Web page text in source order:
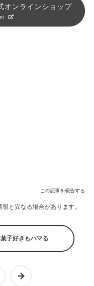
オンラインショップ
この記事を報告する
と異なる場合があります。
子好きもハマる